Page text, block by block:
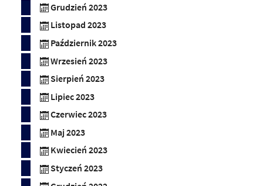
Grudzień 2023
Listopad 2023
Październik 2023
Wrzesień 2023
Sierpień 2023
Lipiec 2023
Czerwiec 2023
Maj 2023
Kwiecień 2023
Styczeń 2023